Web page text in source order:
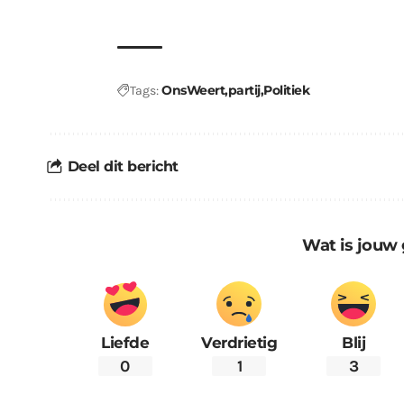
Tags:OnsWeertpartijPolitiek
Deel dit bericht
Wat is jouw
Liefde
0
Verdrietig
1
Blij
3